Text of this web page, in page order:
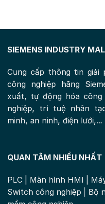
SIEMENS INDUSTRY
Cung cấp thông tin giải
công nghiệp hãng
xuất, tự động hóa
nghiệp, trí tuệ nhân
minh, an ninh, điện lưới,...
QUAN TÂM NHIỀU NHẤT
PLC Màn hình HMI
Switch công nghiệp
Bộ